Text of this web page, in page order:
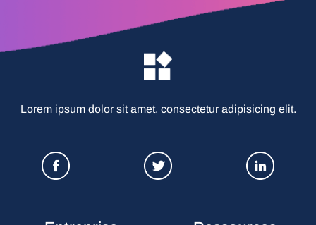
Lorem ipsum dolor sit amet, consectetur adipisicing elit.